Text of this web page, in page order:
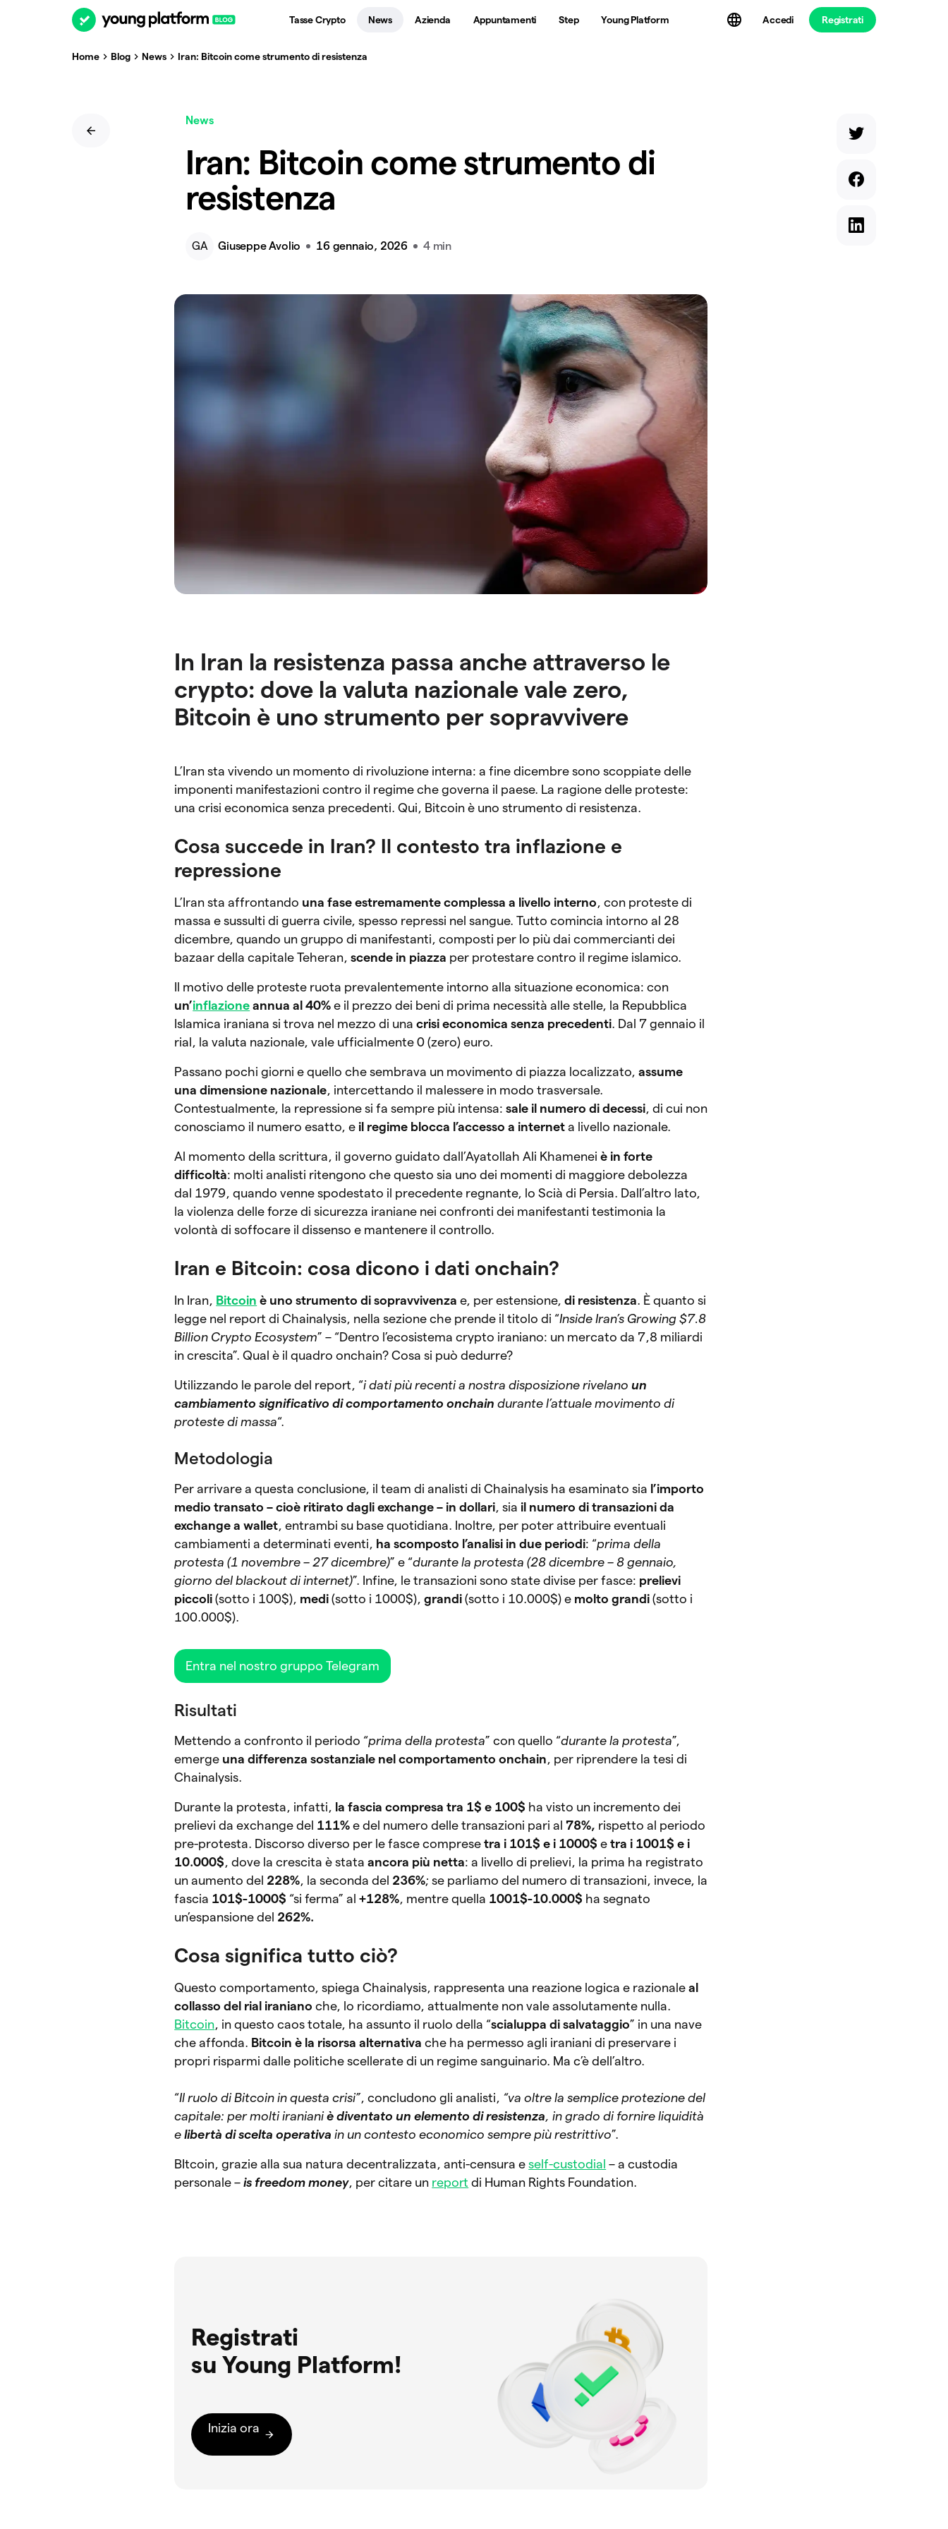
Appuntamenti
Azienda
News Step
Tasse Crypto Young Platform Accedi Registrati
Home Blog News Iran: Bitcoin come strumento di resistenza
News
Iran: Bitcoin come strumento di
resistenza
GA Giuseppe Avolio 16 gennaio, 2026 4 min
In Iran la resistenza passa anche attraverso le
crypto: dove la valuta nazionale vale zero,
Bitcoin è uno strumento per sopravvivere
L’Iran sta vivendo un momento di rivoluzione interna: a fine dicembre sono scoppiate delle
imponenti manifestazioni contro il regime che governa il paese. La ragione delle proteste:
una crisi economica senza precedenti. Qui, Bitcoin è uno strumento di resistenza.
Cosa succede in Iran? Il contesto tra inflazione e
repressione
L’Iran sta affrontando una fase estremamente complessa a livello interno , con proteste di
massa e sussulti di guerra civile, spesso repressi nel sangue. Tutto comincia intorno al 28
dicembre, quando un gruppo di manifestanti, composti per lo più dai commercianti dei
bazaar della capitale Teheran,scende in piazza per protestare contro il regime islamico.
Il motivo delle proteste ruota prevalentemente intorno alla situazione economica: con
un’inflazione annua al 40%e il prezzo dei beni di prima necessità alle stelle, la Repubblica
Islamica iraniana si trova nel mezzo di unacrisi economica senza precedenti . Dal 7 gennaio il
rial, la valuta nazionale, vale ufficialmente 0 (zero) euro.
Passano pochi giorni e quello che sembrava un movimento di piazza localizzato,assume
una dimensione nazionale , intercettando il malessere in modo trasversale.
Contestualmente, la repressione si fa sempre più intensa:sale il numero di decessi , di cui non
conosciamo il numero esatto, e il regime blocca l’accesso a interneta livello nazionale.
Al momento della scrittura, il governo guidato dall’Ayatollah Ali Khameneiè in forte
difficoltà: molti analisti ritengono che questo sia uno dei momenti di maggiore debolezza
dal 1979, quando venne spodestato il precedente regnante, lo Scià di Persia. Dall’altro lato,
la violenza delle forze di sicurezza iraniane nei confronti dei manifestanti testimonia la
volontà di soffocare il dissenso e mantenere il controllo.
Iran e Bitcoin: cosa dicono i dati onchain?
In Iran, Bitcoin è uno strumento di sopravvivenza e, per estensione,di resistenza . È quanto si
legge nel report di Chainalysis, nella sezione che prende il titolo di “Inside Iran’s Growing $7.8
Billion Crypto Ecosystem” – “Dentro l’ecosistema crypto iraniano: un mercato da 7,8 miliardi
in crescita”. Qual è il quadro onchain? Cosa si può dedurre?
Utilizzando le parole del report, “i dati più recenti a nostra disposizione rivelano un
cambiamento significativo di comportamento onchain durante l’attuale movimento di
proteste di massa“.
Metodologia
Per arrivare a questa conclusione, il team di analisti di Chainalysis ha esaminato sia l’importo
medio transato – cioè ritirato dagli exchange – in dollari , sia il numero di transazioni da
exchange a wallet , entrambi su base quotidiana. Inoltre, per poter attribuire eventuali
cambiamenti a determinati eventi, ha scomposto l’analisi in due periodi: “prima della
protesta (1 novembre – 27 dicembre)” e “durante la protesta (28 dicembre – 8 gennaio,
giorno del blackout di internet)”. Infine, le transazioni sono state divise per fasce: prelievi
piccoli (sotto i 100$), medi (sotto i 1000$),grandi (sotto i 10.000$) e molto grandi (sotto i
100.000$).
Entra nel nostro gruppo Telegram
Risultati
Mettendo a confronto il periodo “prima della protesta” con quello “durante la protesta”,
emerge una differenza sostanziale nel comportamento onchain , per riprendere la tesi di
Chainalysis.
Durante la protesta, infatti, la fascia compresa tra 1$ e 100$ ha visto un incremento dei
prelievi da exchange del 111% e del numero delle transazioni pari al 78%, rispetto al periodo
pre-protesta. Discorso diverso per le fasce compresetra i 101$ e i 1000$ etra i 1001$ e i
10.000$ , dove la crescita è stata ancora più netta: a livello di prelievi, la prima ha registrato
un aumento del 228% , la seconda del 236%; se parliamo del numero di transazioni, invece, la
fascia 101$-1000$ “si ferma” al+128% , mentre quella 1001$-10.000$ ha segnato
un’espansione del 262%.
Cosa significa tutto ciò?
Questo comportamento, spiega Chainalysis, rappresenta una reazione logica e razionaleal
collasso del rial iraniano che, lo ricordiamo, attualmente non vale assolutamente nulla.
Bitcoin , in questo caos totale, ha assunto il ruolo della “scialuppa di salvataggio” in una nave
che affonda. Bitcoin è la risorsa alternativache ha permesso agli iraniani di preservare i
propri risparmi dalle politiche scellerate di un regime sanguinario. Ma c’è dell’altro.
“Il ruolo di Bitcoin in questa crisi”, concludono gli analisti, “va oltre la semplice protezione del
capitale: per molti iranianiè diventato un elemento di resistenza , in grado di fornire liquidità
elibertà di scelta operativa in un contesto economico sempre più restrittivo”.
BItcoin, grazie alla sua natura decentralizzata, anti-censura eself-custodial – a custodia
personale –is freedom money, per citare un report di Human Rights Foundation.
Registrati
su Young Platform!
Inizia ora